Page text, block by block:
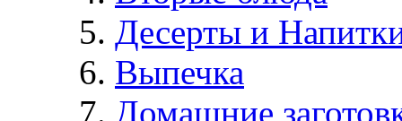
Десерты и
Выпечка
Домашние